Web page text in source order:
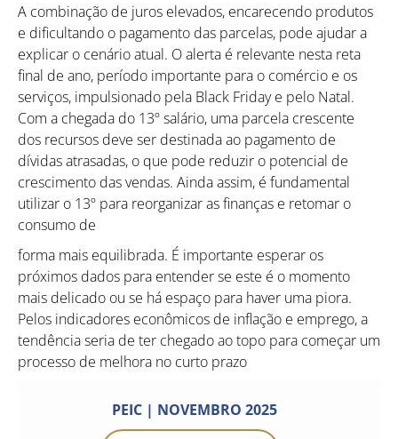
A combinação de juros elevados, encarecendo produtos
e dificultando o pagamento das parcelas, pode ajudar a
explicar o cenário atual. O alerta é relevante nesta reta
final de ano, período importante para o comércio e os
serviços, impulsionado pela Black Friday e pelo Natal.
Com a chegada do 13º salário, uma parcela crescente
dos recursos deve ser destinada ao pagamento de
dívidas atrasadas, o que pode reduzir o potencial de
crescimento das vendas. Ainda assim, é fundamental
utilizar o 13º para reorganizar as finanças e retomar o
consumo de
forma mais equilibrada. É importante esperar os
próximos dados para entender se este é o momento
mais delicado ou se há espaço para haver uma piora.
Pelos indicadores econômicos de inflação e emprego, a
tendência seria de ter chegado ao topo para começar um
processo de melhora no curto prazo
PEIC | NOVEMBRO 2025